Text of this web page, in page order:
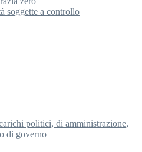
soggette a controllo
politici, di amministrazione,
di governo